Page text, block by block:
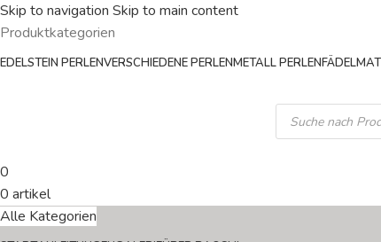
Skip to navigation Skip to main content
Produktkategorien
EDELSTEIN PERLENVERSCHIEDENE PERLENMETALL PERLEN
0
0 artikel
Alle Kategorien